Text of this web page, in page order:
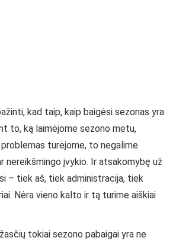
kad taip, kaip baigėsi sezonas yra
to, ką laimėjome sezono metu,
turėjome, to negalime
nereikšmingo įvykio. Ir atsakomybę už
– tiek aš, tiek administracija, tiek
Nėra vieno kalto ir tą turime aiškiai
tokiai sezono pabaigai yra ne